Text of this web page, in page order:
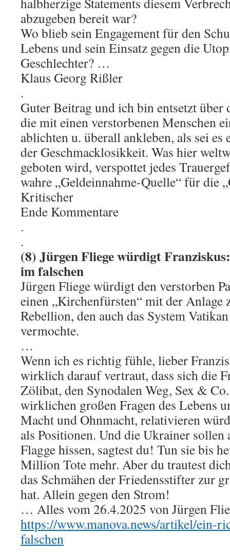
abzugeben bereit war?
Wo blieb sein Engagement für den
Lebens und sein Einsatz gegen die
Geschlechter? …
Klaus Georg Rißler
.
Guter Beitrag und ich bin entsetzt über
die mit einen verstorbenen Menschen
ablichten u. überall ankleben, als sei
der Geschmacklosikkeit. Was hier
geboten wird, verspottet jedes
wahre „Geldeinnahme-Quelle“ für die
Kritischer
Ende Kommentare
.
.
(8) Jürgen Fliege würdigt
im falschen
Jürgen Fliege würdigt den verstorben
einen „Kirchenfürsten“ mit der Anlage
Rebellion, den auch das System
vermochte.
…
Wenn ich es richtig fühle, lieber
wirklich darauf vertraut, dass sich die
Zölibat, den Synodalen Weg, Sex &
wirklichen großen Fragen des Lebens
Macht und Ohnmacht, relativieren
als Positionen. Und die Ukrainer sollen
Flagge hissen, sagtest du! Tun sie bis
Million Tote mehr. Aber du trautest
das Schmähen der Friedensstifter zur
hat. Allein gegen den Strom!
… Alles vom 26.4.2025 von Jürgen
https://www.manova.news/artikel/ein-
falschen